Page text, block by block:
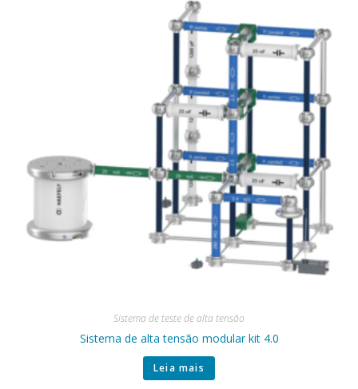
Sistema de teste de alta tensão
Sistema de alta tensão modular kit 4.0
Leia mais